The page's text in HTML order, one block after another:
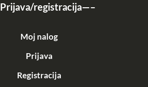
Prijava/registracija—–
Moj nalog
Prijava
Registracija